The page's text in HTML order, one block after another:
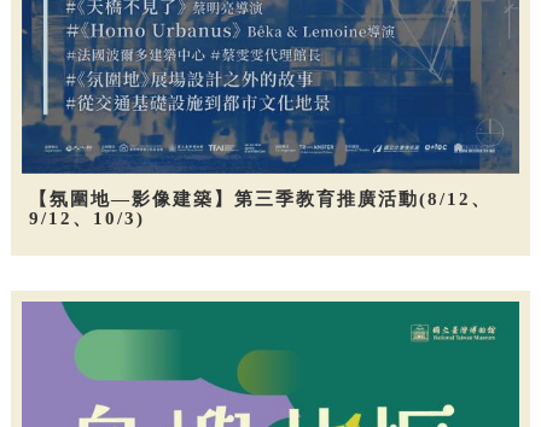
【氛圍地—影像建築】第三季教育推廣活動(8/12、
9/12、10/3)